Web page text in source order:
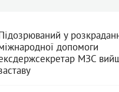
у
допомоги
МЗС